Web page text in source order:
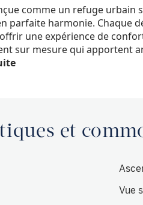
comme un refuge
parfaite harmonie. Chaque
une expérience de
sur mesure qui apportent
et
Vue